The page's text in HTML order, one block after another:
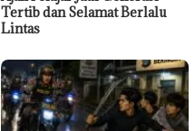
Tertib dan Selamat Berlalu
Lintas